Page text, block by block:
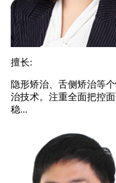
擅长:
隐形矫治、舌侧矫治等
治技术。注重全面把控
稳...